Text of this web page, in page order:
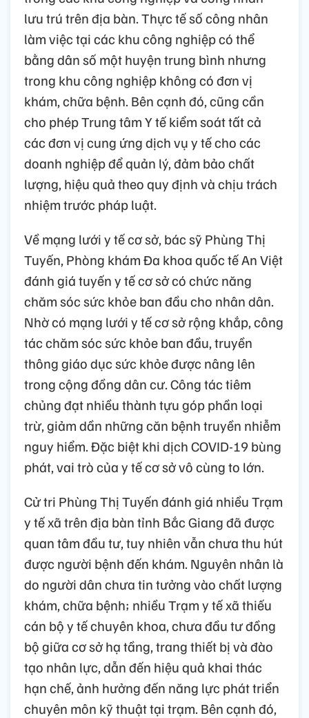
lưu trú trên địa bàn. Thực tế số công nhân
làm việc tại các khu công nghiệp có thể
bằng dân số một huyện trung bình nhưng
trong khu công nghiệp không có đơn vị
khám, chữa bệnh. Bên cạnh đó, cũng cần
cho phép Trung tâm Y tế kiểm soát tất cả
các đơn vị cung ứng dịch vụ y tế cho các
doanh nghiệp để quản lý, đảm bảo chất
lượng, hiệu quả theo quy định và chịu trách
nhiệm trước pháp luật.
Về mạng lưới y tế cơ sở, bác sỹ Phùng Thị
Tuyến, Phòng khám Đa khoa quốc tế An Việt
đánh giá tuyến y tế cơ sở có chức năng
chăm sóc sức khỏe ban đầu cho nhân dân.
Nhờ có mạng lưới y tế cơ sở rộng khắp, công
tác chăm sóc sức khỏe ban đầu, truyền
thông giáo dục sức khỏe được nâng lên
trong cộng đồng dân cư. Công tác tiêm
chủng đạt nhiều thành tựu góp phần loại
trừ, giảm dần những căn bệnh truyền nhiễm
nguy hiểm. Đặc biệt khi dịch COVID-19 bùng
phát, vai trò của y tế cơ sở vô cùng to lớn.
Cử tri Phùng Thị Tuyến đánh giá nhiều Trạm
y tế xã trên địa bàn tỉnh Bắc Giang đã được
quan tâm đầu tư, tuy nhiên vẫn chưa thu hút
được người bệnh đến khám. Nguyên nhân là
do người dân chưa tin tưởng vào chất lượng
khám, chữa bệnh; nhiều Trạm y tế xã thiếu
cán bộ y tế chuyên khoa, chưa đầu tư đồng
bộ giữa cơ sở hạ tầng, trang thiết bị và đào
tạo nhân lực, dẫn đến hiệu quả khai thác
hạn chế, ảnh hưởng đến năng lực phát triển
chuyên môn kỹ thuật tại trạm. Bên cạnh đó,